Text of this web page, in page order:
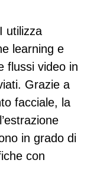
utilizza
learning e
flussi video in
Grazie a
facciale, la
in grado di
con